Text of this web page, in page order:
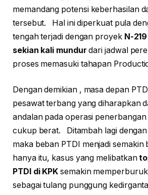
memandang potensi keberhasilan
tersebut. Hal ini diperkuat pula
tengah terjadi dengan proyek N-
sekian kali mundur dari jadwal
proses memasuki tahapan
Dengan demikian , masa depan
pesawat terbang yang diharapkan
andalan pada operasi penerbangan
cukup berat. Ditambah lagi dengan
maka beban PTDI menjadi
hanya itu, kasus yang melibatkan
PTDI di KPK semakin memperburuk
sebagai tulang punggung